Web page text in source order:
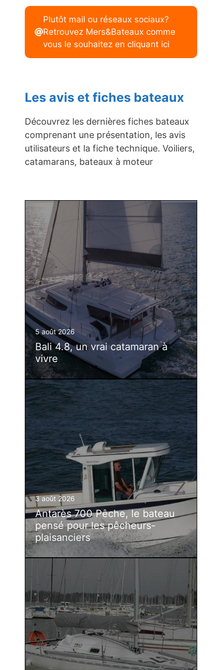
Plutôt mail ou réseaux sociaux?
Retrouvez Mers&Bateaux comme
vous le souhaitez en cliquant ici
Les avis et fiches bateaux
Découvrez les dernières fiches bateaux
comprenant une présentation, les avis
utilisateurs et la fiche technique. Voiliers,
catamarans, bateaux à moteur
5 août 2026
Bali 4.8, un vrai catamaran à
vivre
3 août 2026
Antarès 700 Pêche, le bateau
pensé pour les pêcheurs-
plaisanciers